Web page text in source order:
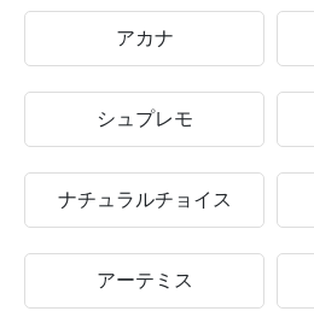
アカナ
シュプレモ
ナチュラルチョイス
アーテミス